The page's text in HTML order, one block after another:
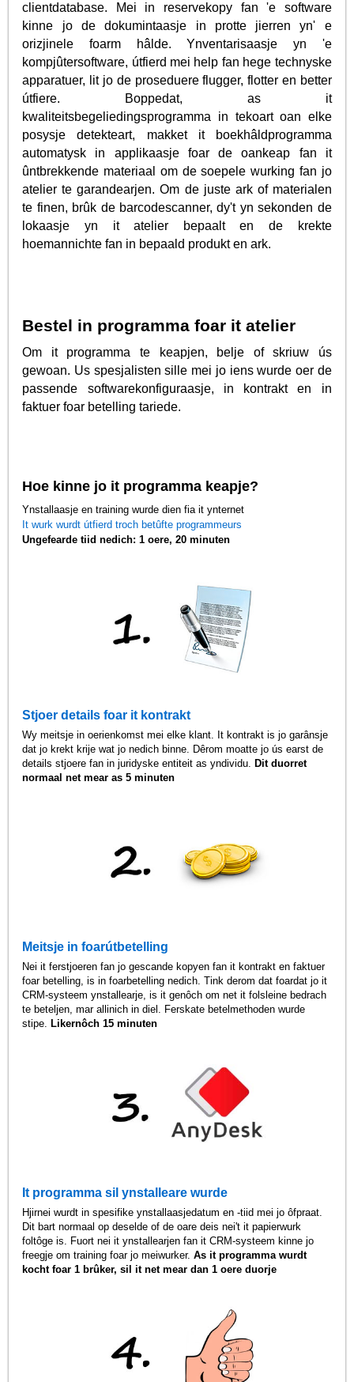
clientdatabase. Mei in reservekopy fan 'e software
kinne jo de dokumintaasje in protte jierren yn' e
orizjinele foarm hâlde. Ynventarisaasje yn 'e
kompjûtersoftware, útfierd mei help fan hege technyske
apparatuer, lit jo de proseduere flugger, flotter en better
útfiere. Boppedat, as it
kwaliteitsbegeliedingsprogramma in tekoart oan elke
posysje detekteart, makket it boekhâldprogramma
automatysk in applikaasje foar de oankeap fan it
ûntbrekkende materiaal om de soepele wurking fan jo
atelier te garandearjen. Om de juste ark of materialen
te finen, brûk de barcodescanner, dy't yn sekonden de
lokaasje yn it atelier bepaalt en de krekte
hoemannichte fan in bepaald produkt en ark.
Bestel in programma foar it atelier
Om it programma te keapjen, belje of skriuw ús
gewoan. Us spesjalisten sille mei jo iens wurde oer de
passende softwarekonfiguraasje, in kontrakt en in
faktuer foar betelling tariede.
Hoe kinne jo it programma keapje?
Ynstallaasje en training wurde dien fia it ynternet
It wurk wurdt útfierd troch betûfte programmeurs
Ungefearde tiid nedich: 1 oere, 20 minuten
Stjoer details foar it kontrakt
Wy meitsje in oerienkomst mei elke klant. It kontrakt is jo garânsje
dat jo krekt krije wat jo nedich binne. Dêrom moatte jo ús earst de
details stjoere fan in juridyske entiteit as yndividu.
Dit duorret
normaal net mear as 5 minuten
Meitsje in foarútbetelling
Nei it ferstjoeren fan jo gescande kopyen fan it kontrakt en faktuer
foar betelling, is in foarbetelling nedich. Tink derom dat foardat jo it
CRM-systeem ynstallearje, is it genôch om net it folsleine bedrach
te beteljen, mar allinich in diel. Ferskate betelmethoden wurde
stipe. Likernôch 15 minuten
It programma sil ynstalleare wurde
Hjirnei wurdt in spesifike ynstallaasjedatum en -tiid mei jo ôfpraat.
Dit bart normaal op deselde of de oare deis nei't it papierwurk
foltôge is. Fuort nei it ynstallearjen fan it CRM-systeem kinne jo
freegje om training foar jo meiwurker.As it programma wurdt
kocht foar 1 brûker, sil it net mear dan 1 oere duorje